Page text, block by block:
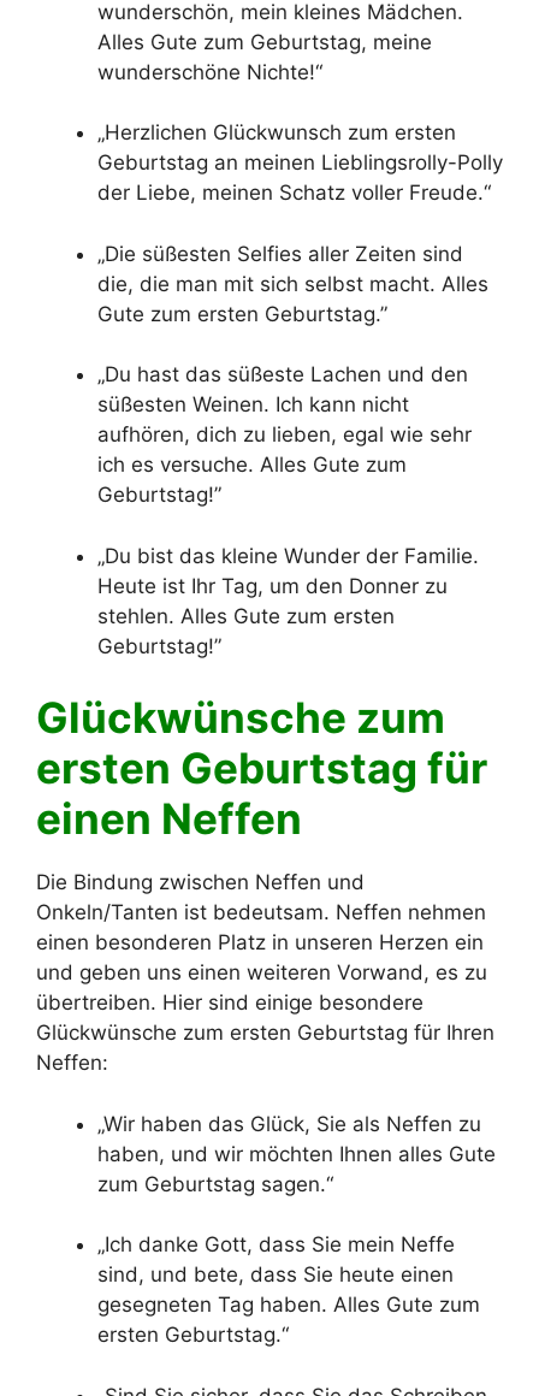
wunderschön, mein kleines Mädchen.
Alles Gute zum Geburtstag, meine
wunderschöne Nichte!“
„Herzlichen Glückwunsch zum ersten
Geburtstag an meinen Lieblingsrolly-Polly
der Liebe, meinen Schatz voller Freude.“
„Die süßesten Selfies aller Zeiten sind
die, die man mit sich selbst macht. Alles
Gute zum ersten Geburtstag.”
„Du hast das süßeste Lachen und den
süßesten Weinen. Ich kann nicht
aufhören, dich zu lieben, egal wie sehr
ich es versuche. Alles Gute zum
Geburtstag!”
„Du bist das kleine Wunder der Familie.
Heute ist Ihr Tag, um den Donner zu
stehlen. Alles Gute zum ersten
Geburtstag!”
Glückwünsche zum
ersten Geburtstag für
einen Neffen
Die Bindung zwischen Neffen und
Onkeln/Tanten ist bedeutsam. Neffen nehmen
einen besonderen Platz in unseren Herzen ein
und geben uns einen weiteren Vorwand, es zu
übertreiben. Hier sind einige besondere
Glückwünsche zum ersten Geburtstag für Ihren
Neffen:
„Wir haben das Glück, Sie als Neffen zu
haben, und wir möchten Ihnen alles Gute
zum Geburtstag sagen.“
„Ich danke Gott, dass Sie mein Neffe
sind, und bete, dass Sie heute einen
gesegneten Tag haben. Alles Gute zum
ersten Geburtstag.“